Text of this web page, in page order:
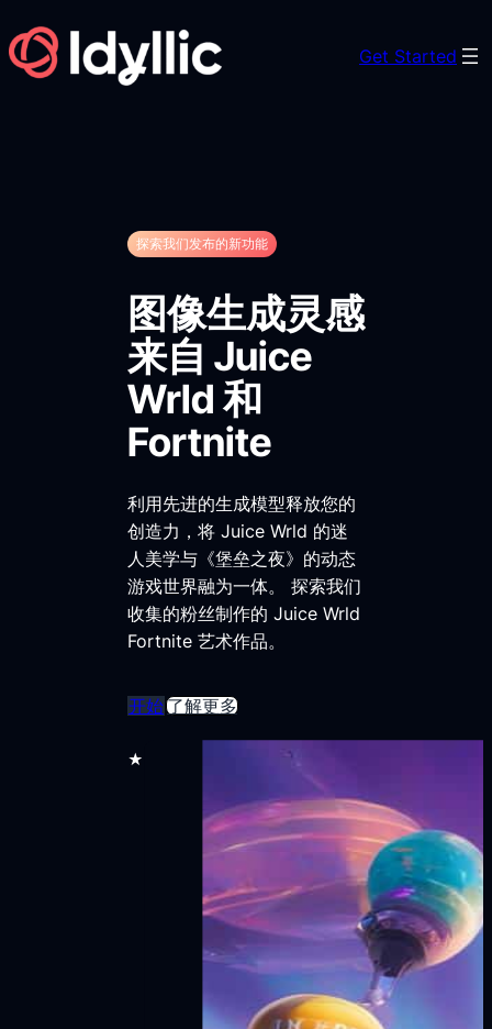
Skip
to
content
Get Started
探索我们发布的新功能
图像生成灵感
来自 Juice
Wrld 和
Fortnite
利用先进的生成模型释放您的
创造力，将 Juice Wrld 的迷
人美学与《堡垒之夜》的动态
游戏世界融为一体。 探索我们
收集的粉丝制作的 Juice Wrld
Fortnite 艺术作品。
开始了解更多
★★★★★ 30,000 多名用户